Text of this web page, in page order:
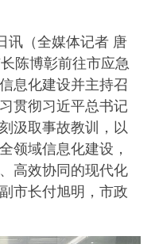
讯（全媒体记者 唐
陈博彰前往市应急
息化建设并主持召
贯彻习近平总书记
汲取事故教训，以
领域信息化建设，
高效协同的现代化
市长付旭明，市政